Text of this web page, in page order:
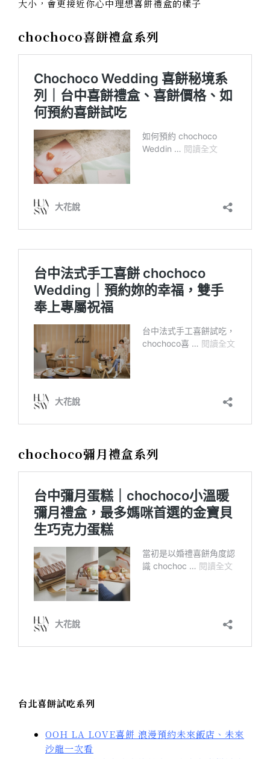
大小，會更接近你心中理想喜餅禮盒的樣子
chochoco喜餅禮盒系列
chochoco彌月禮盒系列
台北喜餅試吃系列
OOH LA LOVE喜餅 浪漫預約未來飯店、未來
沙龍一次看